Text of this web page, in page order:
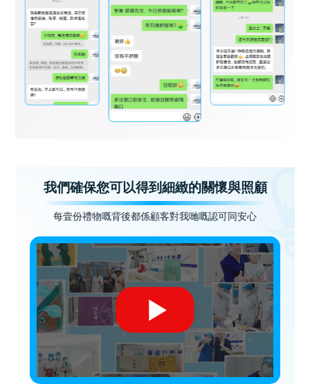
我們確保您可以得到細緻的關懷與照顧
每壹份禮物嘅背後都係顧客對我哋嘅認可同安心